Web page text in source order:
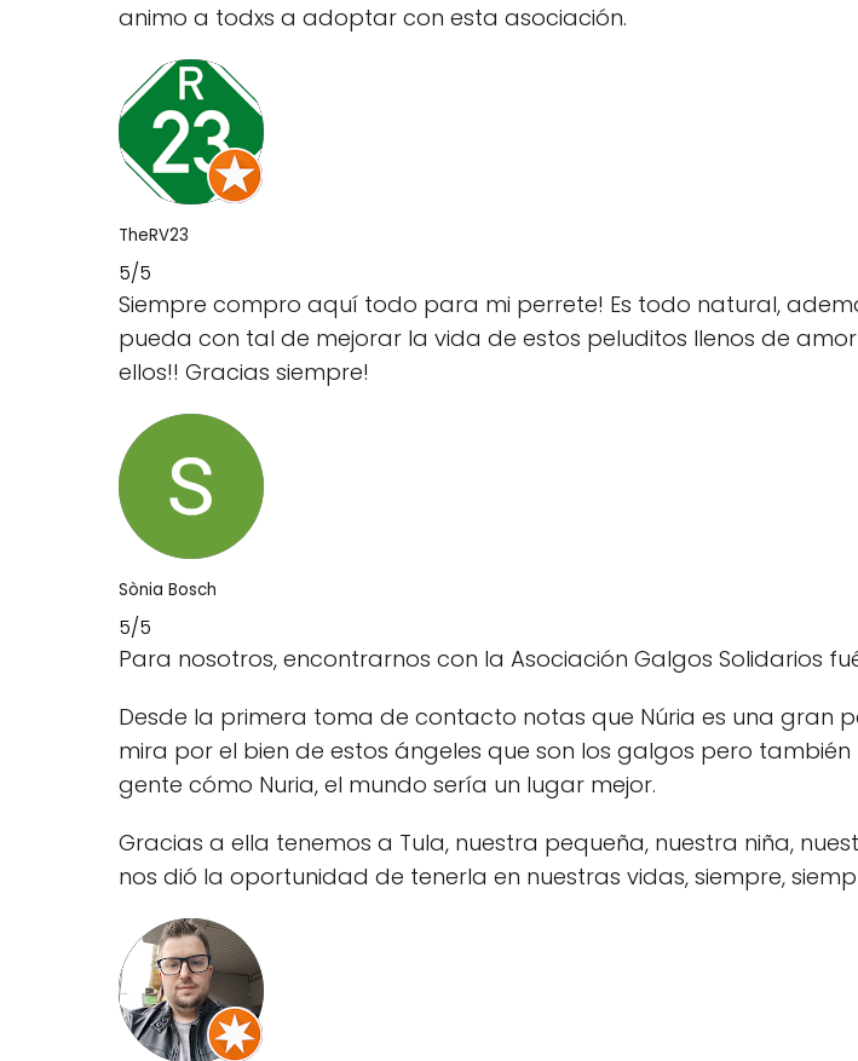
animo a todxs a adoptar con esta asociación.
TheRV23
5/5
Siempre compro aquí todo para mi perrete! Es todo natural,
pueda con tal de mejorar la vida de estos peluditos llenos de
ellos!! Gracias siempre!
Sònia Bosch
5/5
Para nosotros, encontrarnos con la Asociación Galgos Solidarios
Desde la primera toma de contacto notas que Núria es una gran
mira por el bien de estos ángeles que son los galgos pero
gente cómo Nuria, el mundo sería un lugar mejor.
Gracias a ella tenemos a Tula, nuestra pequeña, nuestra niña,
nos dió la oportunidad de tenerla en nuestras vidas, siempre,